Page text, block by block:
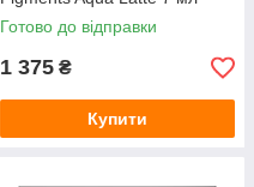
Готово до відправки
1 375 ₴
Купити